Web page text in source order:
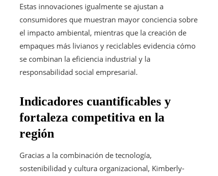
Estas innovaciones igualmente se ajustan a
consumidores que muestran mayor conciencia sobre
el impacto ambiental, mientras que la creación de
empaques más livianos y reciclables evidencia cómo
se combinan la eficiencia industrial y la
responsabilidad social empresarial.
Indicadores cuantificables y
fortaleza competitiva en la
región
Gracias a la combinación de tecnología,
sostenibilidad y cultura organizacional, Kimberly-